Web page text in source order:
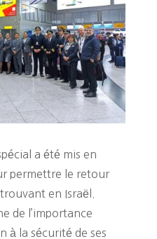
a été mis en
permettre le retour
en Israël.
de l’importance
à la sécurité de ses